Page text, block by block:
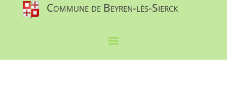
Commune de Beyren-lès-Sierck